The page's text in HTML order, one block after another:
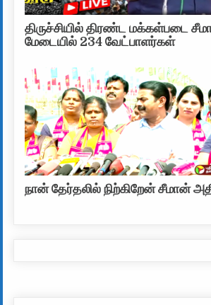
திருச்சியில் திரண்ட மக்கள்படை
மேடையில் 234 வேட்பாளர்கள்
நான் தேர்தலில் நிற்கிறேன் சீமான்